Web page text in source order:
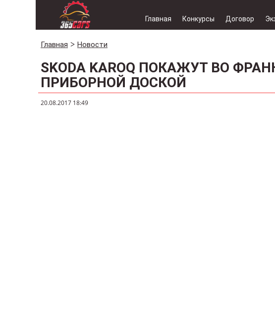
Главная Конкурсы Договор
Главная Новости
SKODA KAROQ ПОКАЖУТ ВО
ПРИБОРНОЙ ДОСКОЙ
20.08.2017 18:49